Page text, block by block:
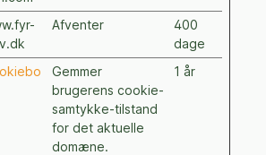
Afventer
400
dage
Gemmer
brugerens cookie-
samtykke-tilstand
for det aktuelle
domæne.
1 år